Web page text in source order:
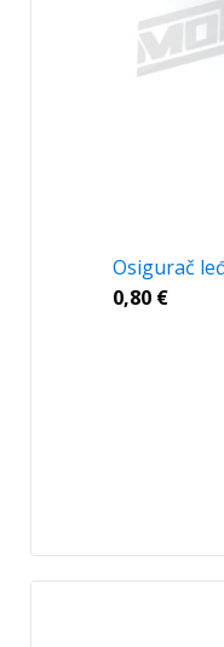
Osigurač
0,80 €